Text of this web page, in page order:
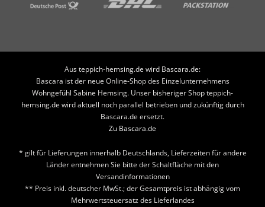
Aus teppich-hemsing.de wird Bascara.de:
Bascara ist der neue Online-Shop des Einzelunternehmens
Wohngefühl Sabine Hemsing. Unser bisheriger Shop teppich-
hemsing.de wird aktuell noch parallel betrieben und zukünftig durch
Bascara.de ersetzt.
Zu Bascara.de
* gilt für Lieferungen innerhalb Deutschlands, Lieferzeiten für andere
Länder entnehmen Sie bitte der Schaltfläche mit den
Versandinformationen
** Preis inkl. deutscher MwSt.; der Gesamtpreis ist abhängig vom
Mehrwertsteuersatz des Lieferlandes